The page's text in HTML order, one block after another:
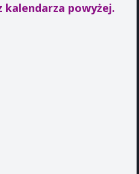
kalendarza powyżej.